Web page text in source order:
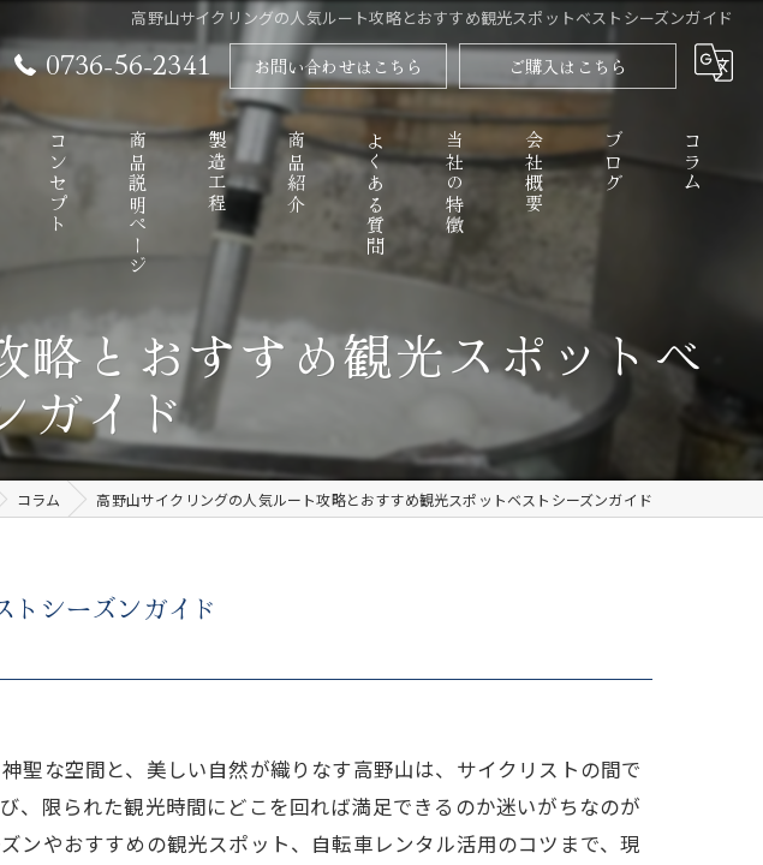
高野山サイクリングの人気ルート攻略とおすすめ観光スポットベストシーズンガイド
0736-56-2341 お問い合わせはこちら ご購入はこちら
コンセプト 商品説明ページ 製造工程 商品紹介 よくある質問 当社の特徴
高野山のごまとうふ
なめらか
お取り寄せ
会社概要 ブログ コラム
略とおすすめ観光スポットベ
ガイド
コラム 高野山サイクリングの人気ルート攻略とおすすめ観光スポットベストシーズンガイド
トシーズンガイド
聖な空間と、美しい自然が織りなす高野山は、サイクリストの間で
、限られた観光時間にどこを回れば満足できるのか迷いがちなのが
ンやおすすめの観光スポット、自転車レンタル活用のコツまで、現